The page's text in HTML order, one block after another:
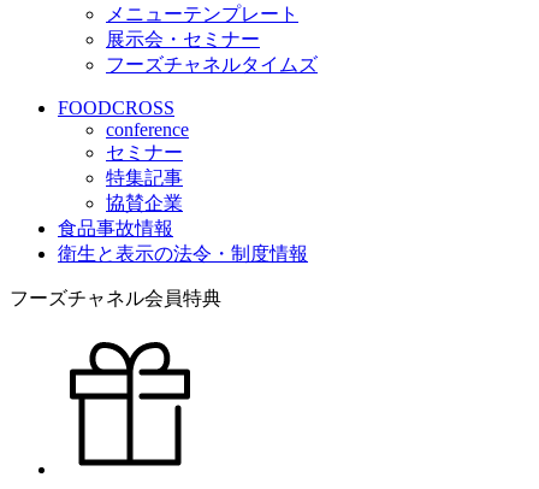
メニューテンプレート
展示会・セミナー
フーズチャネルタイムズ
FOODCROSS
conference
セミナー
特集記事
協賛企業
食品事故情報
衛生と表示の法令・制度情報
フーズチャネル会員特典